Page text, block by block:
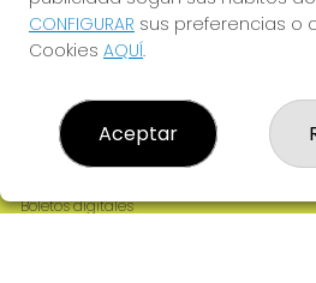
LOTERÍA MARTÍN MESA
Resultados
Contacto
Empresas
Boletos digitales
CONFIGURAR sus preferencias o
Cookies AQUÍ.
Aceptar